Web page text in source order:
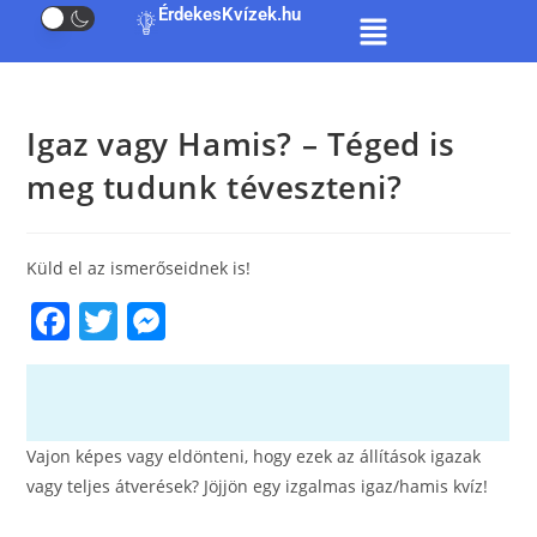
ÉrdekesKvízek.hu
Igaz vagy Hamis? – Téged is
meg tudunk téveszteni?
Küld el az ismerőseidnek is!
F
a
e
b
o
T
w
er
e
e
n
Vajon képes vagy eldönteni, hogy ezek az állítások igazak
vagy teljes átverések? Jöjjön egy izgalmas igaz/hamis kvíz!